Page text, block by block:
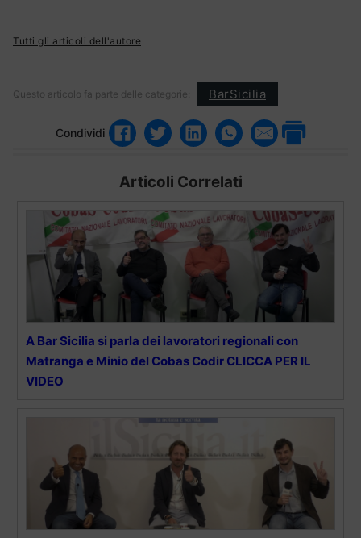
Tutti gli articoli dell'autore
Questo articolo fa parte delle categorie: BarSicilia
Condividi
Articoli Correlati
A Bar Sicilia si parla dei lavoratori regionali con
Matranga e Minio del Cobas Codir CLICCA PER IL
VIDEO